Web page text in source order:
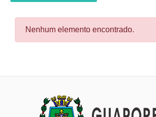
Nenhum elemento encontrado.